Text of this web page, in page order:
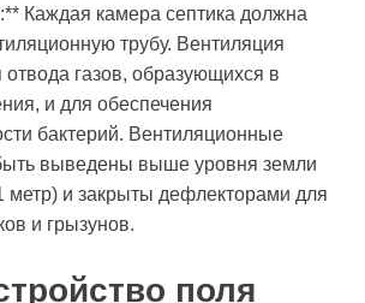
Каждая камера септика должна
трубу. Вентиляция
газов, образующихся в
и для обеспечения
бактерий. Вентиляционные
выведены выше уровня земли
метр) и закрыты дефлекторами для
и грызунов.
поля